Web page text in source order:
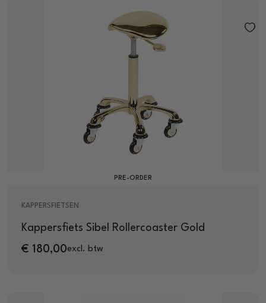
PRE-ORDER
KAPPERSFIETSEN
Kappersfiets Sibel Rollercoaster Gold
€ 180,00excl. btw